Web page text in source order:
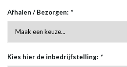
Afhalen / Bezorgen: *
Kies hier de inbedrijfstelling: *